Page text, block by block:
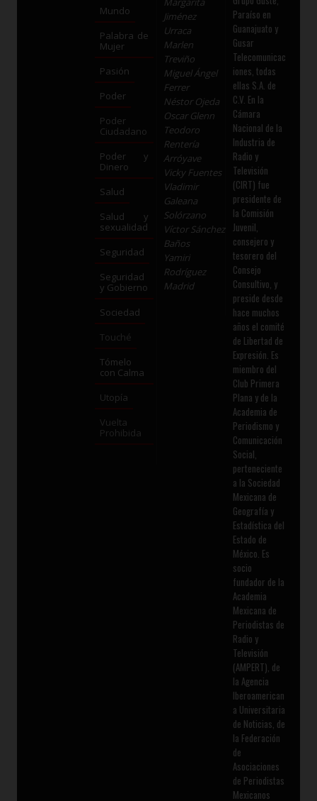
Mundo
Palabra de
Mujer
Pasión
Poder
Poder
Ciudadano
Poder y
Dinero
Salud
Salud y
sexualidad
Seguridad
Seguridad
y Gobierno
Sociedad
Touché
Tómelo
con Calma
Utopía
Vuelta
Prohibida
Jiménez
Urraca
Marlen
Treviño
Miguel Ángel
Ferrer
Néstor Ojeda
Oscar Glenn
Teodoro
Rentería
Arróyave
Vicky Fuentes
Vladimir
Galeana
Solórzano
Víctor Sánchez
Baños
Yamiri
Rodríguez
Madrid
Paraíso en
Guanajuato y
Gusar
Telecomunicac
iones, todas
ellas S.A. de
C.V. En la
Cámara
Nacional de la
Industria de
Radio y
Televisión
(CIRT) fue
presidente de
la Comisión
Juvenil,
consejero y
tesorero del
Consejo
Consultivo, y
preside desde
hace muchos
años el comité
de Libertad de
Expresión. Es
miembro del
Club Primera
Plana y de la
Academia de
Periodismo y
Comunicación
Social,
perteneciente
a la Sociedad
Mexicana de
Geografía y
Estadística del
Estado de
México. Es
socio
fundador de la
Academia
Mexicana de
Periodistas de
Radio y
Televisión
(AMPERT), de
la Agencia
Iberoamerican
a Universitaria
de Noticias, de
la Federación
de
Asociaciones
de Periodistas
Mexicanos